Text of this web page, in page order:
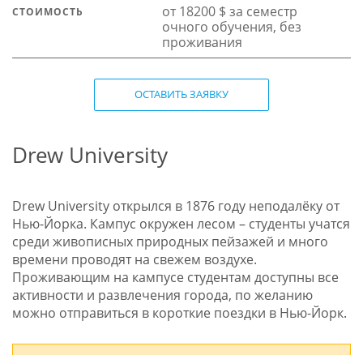
СТОИМОСТЬ
от 18200 $ за семестр
очного обучения, без
проживания
ОСТАВИТЬ ЗАЯВКУ
Drew University
Drew University открылся в 1876 году неподалёку от
Нью-Йорка. Кампус окружен лесом – студенты учатся
среди живописных природных пейзажей и много
времени проводят на свежем воздухе.
Проживающим на кампусе студентам доступны все
активности и развлечения города, по желанию
можно отправиться в короткие поездки в Нью-Йорк.